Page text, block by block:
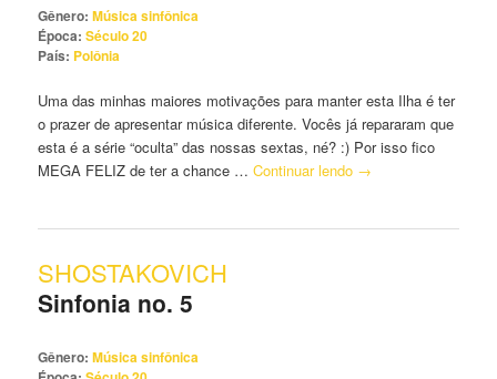
Gênero: Música sinfônica
Época: Século 20
País: Polônia
Uma das minhas maiores motivações para manter esta Ilha é ter
o prazer de apresentar música diferente. Vocês já repararam que
esta é a série “oculta” das nossas sextas, né? :) Por isso fico
MEGA FELIZ de ter a chance …Continuar lendo →
SHOSTAKOVICH
Sinfonia no. 5
Gênero: Música sinfônica